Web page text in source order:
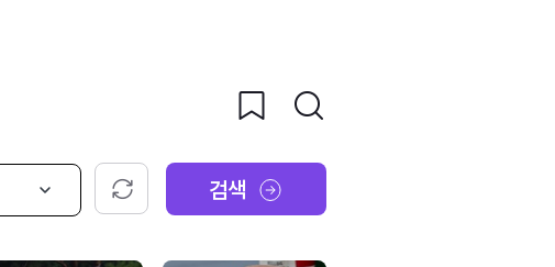
초기화 검색